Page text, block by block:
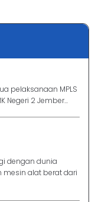
pelaksanaan MPLS
Negeri 2 Jember...
dengan dunia
alat berat dari